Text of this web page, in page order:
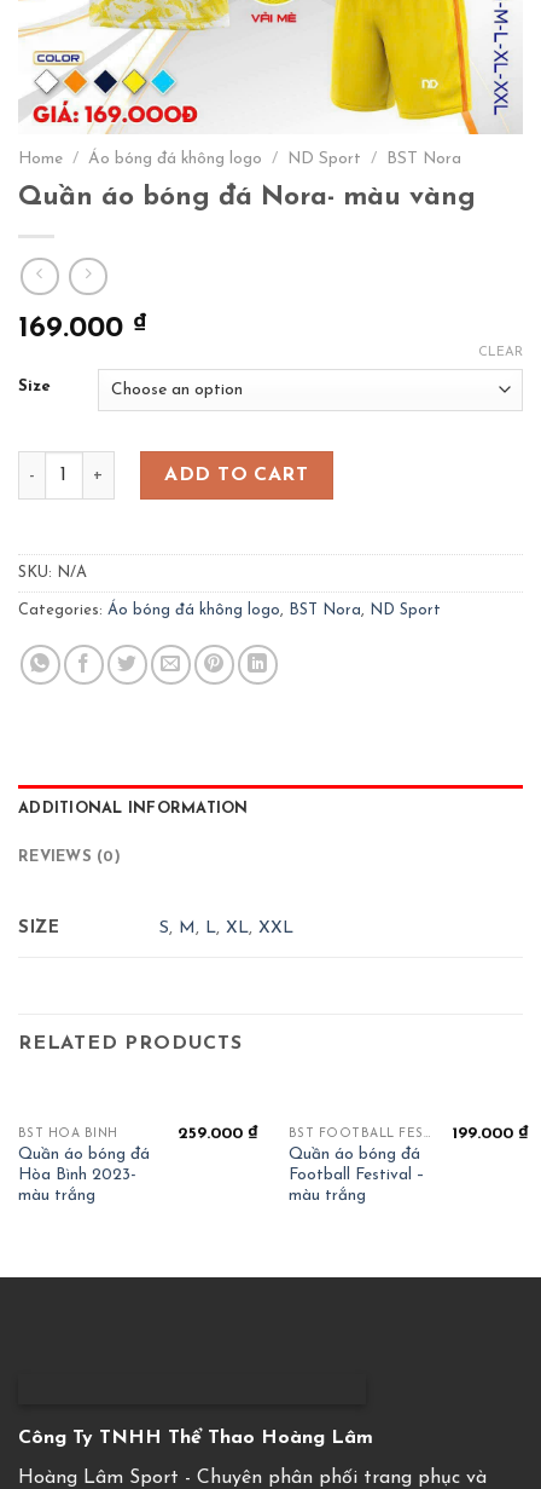
Home / Áo bóng đá không logo / ND Sport / BST Nora
Quần áo bóng đá Nora- màu vàng
169.000 ₫
Size
CLEAR
Quần áo bóng đá Nora- màu vàng quantity
ADD TO CART
SKU: N/A
Categories: Áo bóng đá không logo, BST Nora, ND Sport
ADDITIONAL INFORMATION
REVIEWS (0)
SIZE S, M, L,XL,XXL
RELATED PRODUCTS
BST HOÀ BÌNH
Quần áo bóng đá
Hòa Bình 2023-
màu trắng
259.000₫ BST FOOTBALL FESTIVAL
Quần áo bóng đá
Football Festival –
màu trắng
199.000₫
Công Ty TNHH Thể Thao Hoàng Lâm
Hoàng Lâm Sport - Chuyên phân phối trang phục và